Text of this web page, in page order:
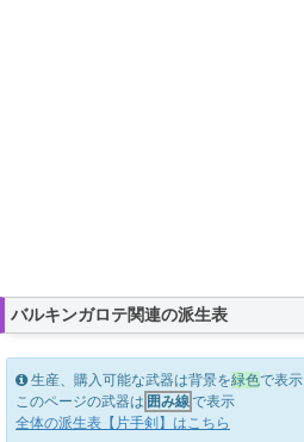
バルキンガロテ関連の派生表
生産、購入可能な武器は背景を緑色で表示
このページの武器は 囲み線で表示
全体の派生表【片手剣】はこちら